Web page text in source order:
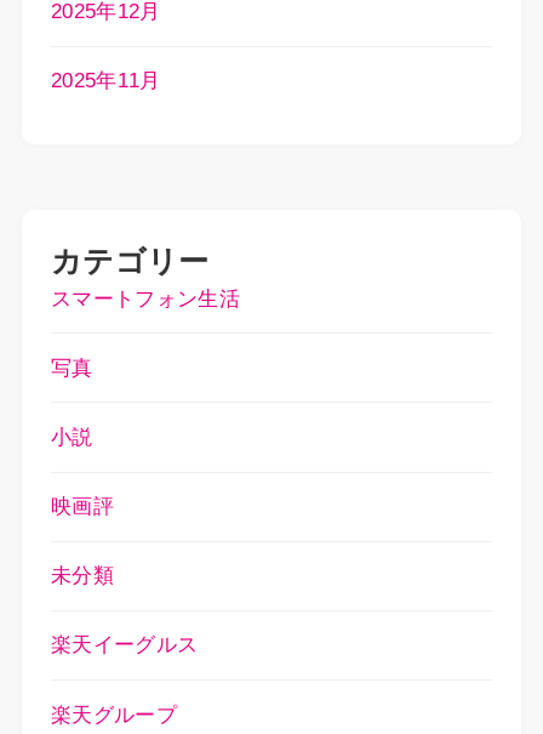
2025年12月
2025年11月
カテゴリー
スマートフォン生活
写真
小説
映画評
未分類
楽天イーグルス
楽天グループ